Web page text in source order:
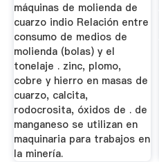
máquinas de molienda de
cuarzo indio Relación entre
consumo de medios de
molienda (bolas) y el
tonelaje . zinc, plomo,
cobre y hierro en masas de
cuarzo, calcita,
rodocrosita, óxidos de . de
manganeso se utilizan en
maquinaria para trabajos en
la minería.